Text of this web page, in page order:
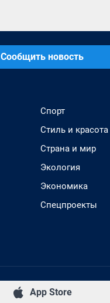
Сообщить новость
Спорт
Стиль и красота
Страна и мир
Экология
Экономика
Спецпроекты
App Store